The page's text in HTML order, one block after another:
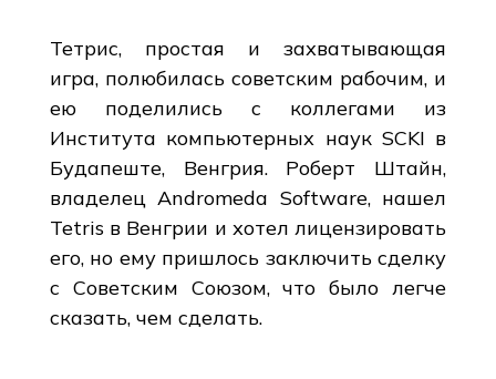
Тетрис, простая и захватывающая
игра, полюбилась советским рабочим, и
ею поделились с коллегами из
Института компьютерных наук SCKI в
Будапеште, Венгрия. Роберт Штайн,
владелец Andromeda Software, нашел
Tetris в Венгрии и хотел лицензировать
его, но ему пришлось заключить сделку
с Советским Союзом, что было легче
сказать, чем сделать.